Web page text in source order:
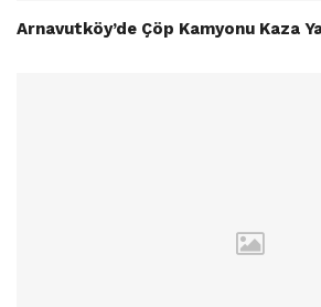
Arnavutköy’de Çöp Kamyonu Kaza